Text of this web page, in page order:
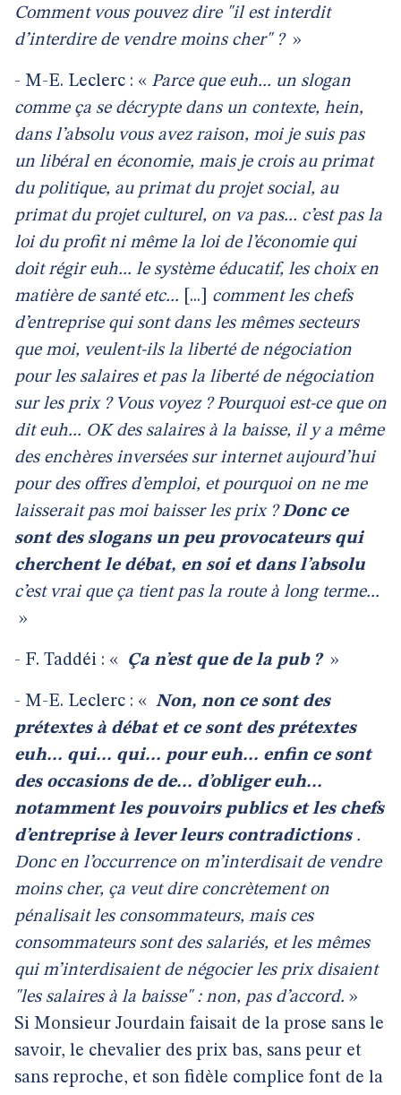
Comment vous pouvez dire "il est interdit
d’interdire de vendre moins cher" ? »
- M-E. Leclerc : « Parce que euh... un slogan
comme ça se décrypte dans un contexte, hein,
dans l’absolu vous avez raison, moi je suis pas
un libéral en économie, mais je crois au primat
du politique, au primat du projet social, au
primat du projet culturel, on va pas... c’est pas la
loi du profit ni même la loi de l’économie qui
doit régir euh... le système éducatif, les choix en
matière de santé etc... [...]
comment les chefs
d’entreprise qui sont dans les mêmes secteurs
que moi, veulent-ils la liberté de négociation
pour les salaires et pas la liberté de négociation
sur les prix ? Vous voyez ? Pourquoi est-ce que on
dit euh... OK des salaires à la baisse, il y a même
des enchères inversées sur internet aujourd’hui
pour des offres d’emploi, et pourquoi on ne me
laisserait pas moi baisser les prix ?Donc ce
sont des slogans un peu provocateurs qui
cherchent le débat, en soi et dans l’absolu
c’est vrai que ça tient pas la route à long terme...
»
- F. Taddéi : « Ça n’est que de la pub ? »
- M-E. Leclerc : « Non, non ce sont des
prétextes à débat et ce sont des prétextes
euh... qui... qui... pour euh... enfin ce sont
des occasions de de... d’obliger euh...
notamment les pouvoirs publics et les chefs
d’entreprise à lever leurs contradictions .
Donc en l’occurrence on m’interdisait de vendre
moins cher, ça veut dire concrètement on
pénalisait les consommateurs, mais ces
consommateurs sont des salariés, et les mêmes
qui m’interdisaient de négocier les prix disaient
"les salaires à la baisse" : non, pas d’accord. »
Si Monsieur Jourdain faisait de la prose sans le
savoir, le chevalier des prix bas, sans peur et
sans reproche, et son fidèle complice font de la